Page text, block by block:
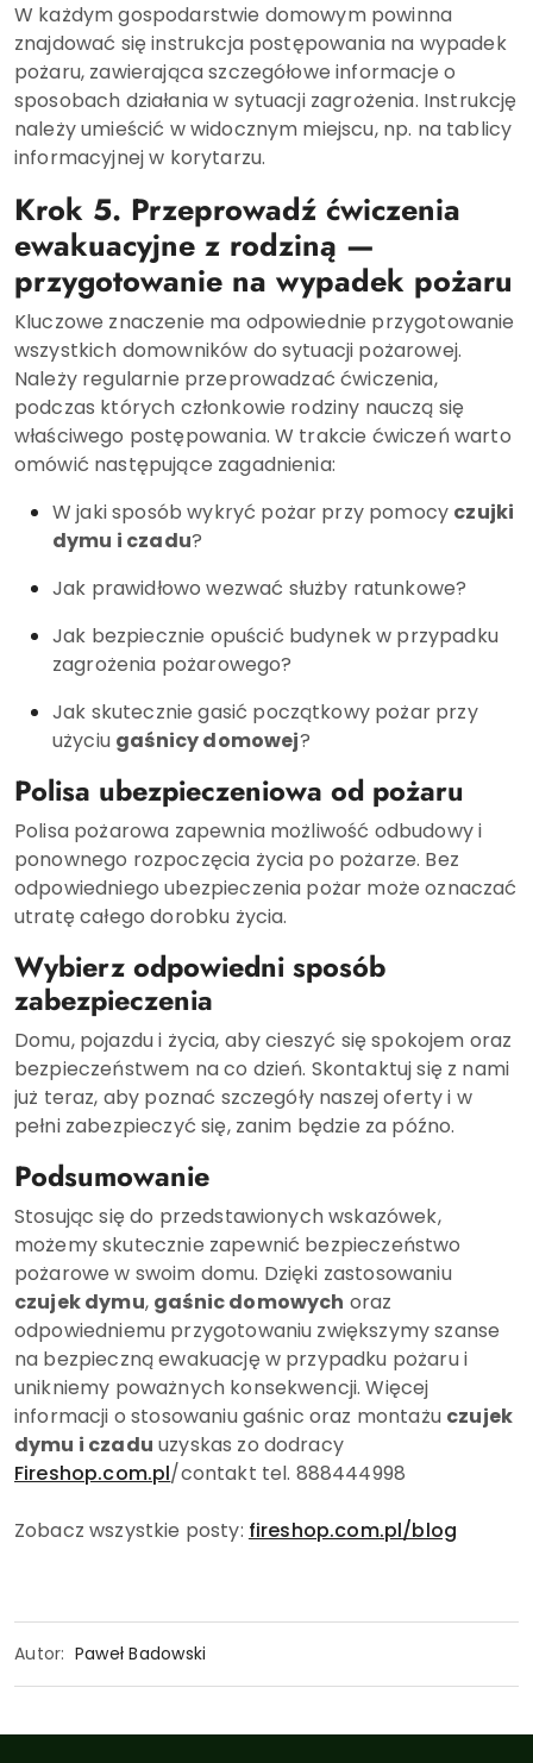
W każdym gospodarstwie domowym powinna
znajdować się instrukcja postępowania na wypadek
pożaru, zawierająca szczegółowe informacje o
sposobach działania w sytuacji zagrożenia. Instrukcję
należy umieścić w widocznym miejscu, np. na tablicy
informacyjnej w korytarzu.
Krok 5. Przeprowadź ćwiczenia
ewakuacyjne z rodziną —
przygotowanie na wypadek pożaru
Kluczowe znaczenie ma odpowiednie przygotowanie
wszystkich domowników do sytuacji pożarowej.
Należy regularnie przeprowadzać ćwiczenia,
podczas których członkowie rodziny nauczą się
właściwego postępowania. W trakcie ćwiczeń warto
omówić następujące zagadnienia:
W jaki sposób wykryć pożar przy pomocy czujki
dymu i czadu?
Jak prawidłowo wezwać służby ratunkowe?
Jak bezpiecznie opuścić budynek w przypadku
zagrożenia pożarowego?
Jak skutecznie gasić początkowy pożar przy
użyciu gaśnicy domowej?
Polisa ubezpieczeniowa od pożaru
Polisa pożarowa zapewnia możliwość odbudowy i
ponownego rozpoczęcia życia po pożarze. Bez
odpowiedniego ubezpieczenia pożar może oznaczać
utratę całego dorobku życia.
Wybierz odpowiedni sposób
zabezpieczenia
Domu, pojazdu i życia, aby cieszyć się spokojem oraz
bezpieczeństwem na co dzień. Skontaktuj się z nami
już teraz, aby poznać szczegóły naszej oferty i w
pełni zabezpieczyć się, zanim będzie za późno.
Podsumowanie
Stosując się do przedstawionych wskazówek,
możemy skutecznie zapewnić bezpieczeństwo
pożarowe w swoim domu. Dzięki zastosowaniu
czujek dymu, gaśnic domowych oraz
odpowiedniemu przygotowaniu zwiększymy szanse
na bezpieczną ewakuację w przypadku pożaru i
unikniemy poważnych konsekwencji. Więcej
informacji o stosowaniu gaśnic oraz montażu czujek
dymu i czadu uzyskas zo dodracy
Fireshop.com.pl/contakt tel. 888444998
Zobacz wszystkie posty: fireshop.com.pl/blog
Autor: Paweł Badowski